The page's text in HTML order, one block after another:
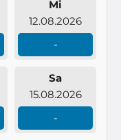
Mi
12.08.2026
-
Sa
15.08.2026
-